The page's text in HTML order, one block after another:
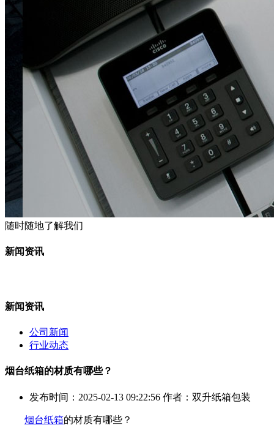
随时随地了解我们
新闻资讯
新闻资讯
公司新闻
行业动态
烟台纸箱的材质有哪些？
发布时间：2025-02-13 09:22:56 作者：双升纸箱包装
烟台纸箱的材质有哪些？